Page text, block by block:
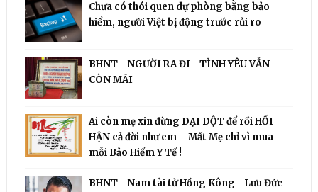
Chưa có thói quen dự phòng bằng bảo
hiểm, người Việt bị động trước rủi ro
BHNT - NGƯỜI RA ĐI - TÌNH YÊU VẪN
CÒN MÃI
Ai còn mẹ xin đừng DẠI DỘT để rồi HỐI
HẬN cả đời như em – Mất Mẹ chỉ vì mua
mỗi Bảo Hiểm Y Tế !
BHNT - Nam tài tử Hồng Kông - Lưu Đức